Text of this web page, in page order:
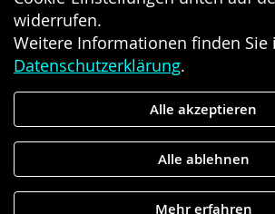
widerrufen.
Weitere Informationen finden Sie
Datenschutzerklärung.
Alle akzeptieren
Alle ablehnen
Mehr erfahren